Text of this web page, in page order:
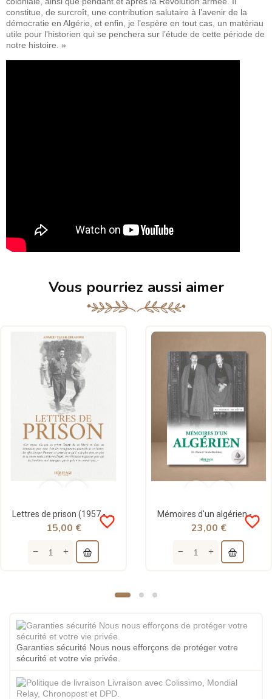
constitue, de surcroît, une contribution salutaire à l’avenir de la
démocratie en Algérie, et enfin, je l’espère en tout cas, un matériau
utile pour l’historien qui se penchera sur l’étude de cette période de
notre histoire. »
Vous pourriez aussi aimer
Lettres de prison (1957 - 1961) - Ahmed Taleb-Ibrahimi - Héritage
favorite_border
15,00 €
Mémoires d'un algérien - tome 2 : La passion de bâtir (1965-1978) - Ahmed Taleb-Ibrahimi - Héritage
favorite_border
23,00 €
Garanties sécurité Nous nous efforçons de protéger votre
sécurité et votre vie privée.